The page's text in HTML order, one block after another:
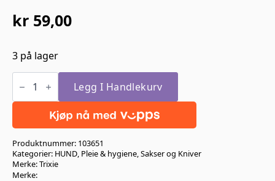
kr 59,00
3 på lager
Trixie
Hode
Potesaks
antall
Legg I Handlekurv
Produktnummer: 103651
Kategorier: HUND, Pleie & hygiene,Sakser og Kniver
Merke:Trixie
Merke: